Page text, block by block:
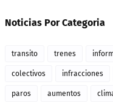
Noticias Por Categoria
transito trenes
colectivos infracciones
paros aumentos